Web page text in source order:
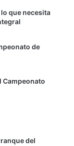
lo que necesita
de
Campeonato
del